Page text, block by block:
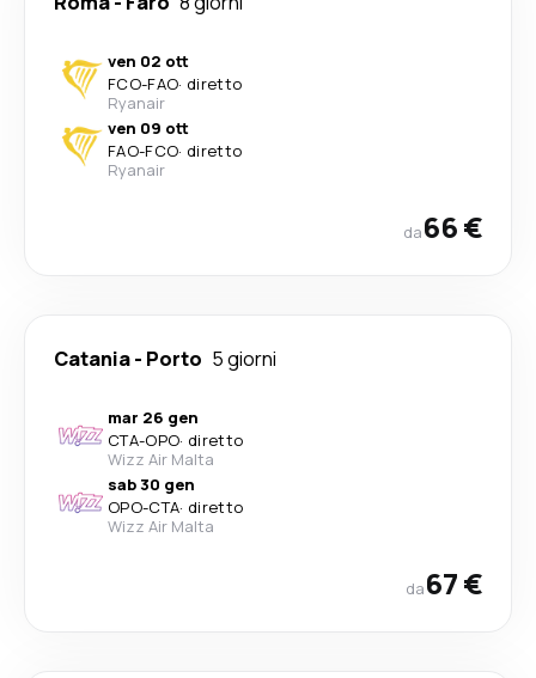
ven 02 ott
FCO-FAO· diretto
Ryanair
ven 09 ott
FAO-FCO· diretto
Ryanair
da66 €
Catania- Porto 5 giorni
mar 26 gen
CTA-OPO· diretto
Wizz Air Malta
sab 30 gen
OPO-CTA· diretto
Wizz Air Malta
da67 €